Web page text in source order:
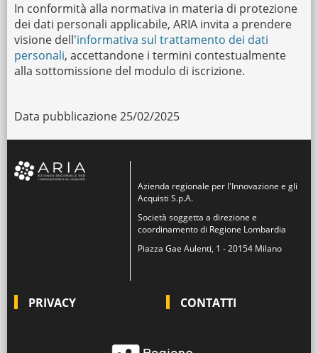
In conformità alla normativa in materia di protezione
dei dati personali applicabile, ARIA invita a prendere
visione dell'informativa sul trattamento dei dati
personali, accettandone i termini contestualmente
alla sottomissione del modulo di iscrizione.
Data pubblicazione 25/02/2025
Azienda regionale per l'Innovazione e gli
Acquisti S.p.A.
Società soggetta a direzione e
coordinamento di Regione Lombardia
Piazza Gae Aulenti, 1 - 20154 Milano
PRIVACY CONTATTI